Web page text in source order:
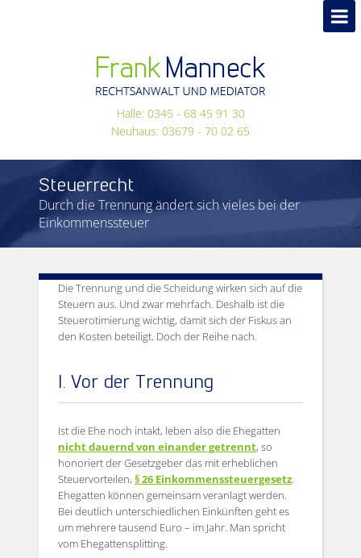
Halle: 0345 - 68 45 91 30
Neuhaus: 03679 - 70 02 65
Steuerrecht
Durch die Trennung ändert sich vieles bei der
Einkommenssteuer
Die Trennung und die Scheidung wirken sich auf die
Steuern aus. Und zwar mehrfach. Deshalb ist die
Steuerotimierung wichtig, damit sich der Fiskus an
den Kosten beteiligt. Doch der Reihe nach.
I. Vor der Trennung
Ist die Ehe noch intakt, leben also die Ehegatten
nicht dauernd von einander getrennt, so
honoriert der Gesetzgeber das mit erheblichen
Steuervorteilen, § 26 Einkommenssteuergesetz.
Ehegatten können gemeinsam veranlagt werden.
Bei deutlich unterschiedlichen Einkünften geht es
um mehrere tausend Euro – im Jahr. Man spricht
vom Ehegattensplitting.